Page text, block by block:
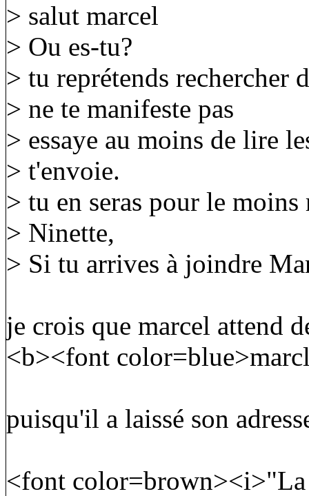
> salut marcel
> Ou es-tu?
> tu reprétends rechercher
> ne te manifeste pas
> essaye au moins de lire
> t'envoie.
> tu en seras pour le
> Ninette,
> Si tu arrives à joindre
je crois que marcel attend
<b><font
puisqu'il a laissé son
<font